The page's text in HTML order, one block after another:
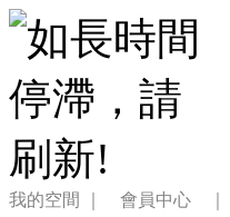
我的空間 ｜ 會員中心 ｜